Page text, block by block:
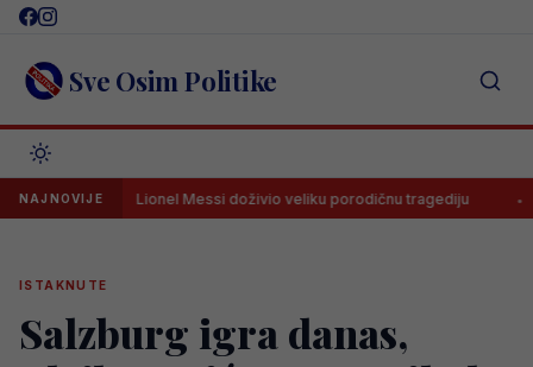
Skip
content Sve Osim Politike
NAJNOVIJELionel Messi doživio veliku porodičnu tragediju Stroga
ISTAKNUTE
Salzburg igra danas,